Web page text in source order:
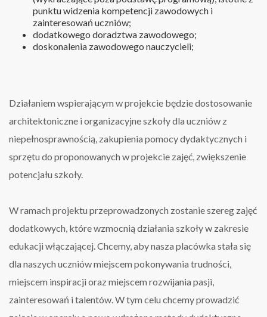
punktu widzenia kompetencji zawodowych i
zainteresowań uczniów;
dodatkowego doradztwa zawodowego;
doskonalenia zawodowego nauczycieli;
Działaniem wspierającym w projekcie będzie dostosowanie
architektoniczne i organizacyjne szkoły dla uczniów z
niepełnosprawnością, zakupienia pomocy dydaktycznych i
sprzętu do proponowanych w projekcie zajęć, zwiększenie
potencjału szkoły.
W ramach projektu przeprowadzonych zostanie szereg zajęć
dodatkowych, które wzmocnią działania szkoły w zakresie
edukacji włączającej. Chcemy, aby nasza placówka stała się
dla naszych uczniów miejscem pokonywania trudności,
miejscem inspiracji oraz miejscem rozwijania pasji,
zainteresowań i talentów. W tym celu chcemy prowadzić